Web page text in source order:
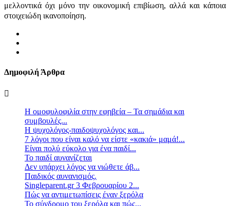
μελλοντικά όχι μόνο την οικονομική επιβίωση, αλλά και κάποια
στοιχειώδη ικανοποίηση.
Δημοφιλή Άρθρα
Η ομοφυλοφιλία στην εφηβεία – Τα σημάδια και
συμβουλές...
Η ψυχολόγος-παιδοψυχολόγος και...
7 λόγοι που είναι καλό να είστε «κακιά» μαμά!...
Είναι πολύ εύκολο για ένα παιδί...
Το παιδί αυνανίζεται
Δεν υπάρχει λόγος να νιώθετε άβ...
Παιδικός αυνανισμός.
Singleparent.gr 3 Φεβρουαρίου 2...
Πώς να αντιμετωπίσεις έναν ξερόλα
Το σύνδρομο του ξερόλα και πώς...